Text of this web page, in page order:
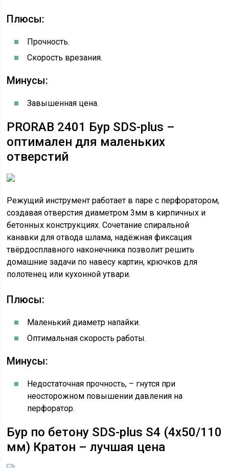
Плюсы:
Прочность.
Скорость врезания.
Минусы:
Завышенная цена.
PRORAB 2401 Бур SDS-plus –
оптимален для маленьких
отверстий
Режущий инструмент работает в паре с перфоратором,
создавая отверстия диаметром 3мм в кирпичных и
бетонных конструкциях. Сочетание спиральной
канавки для отвода шлама, надёжная фиксация
твёрдосплавного наконечника позволит решить
домашние задачи по навесу картин, крючков для
полотенец или кухонной утвари.
Плюсы:
Маленький диаметр напайки.
Оптимальная скорость работы.
Минусы:
Недостаточная прочность, – гнутся при
неосторожном повышении давления на
перфоратор.
Бур по бетону SDS-plus S4 (4х50/110
мм) Кратон – лучшая цена